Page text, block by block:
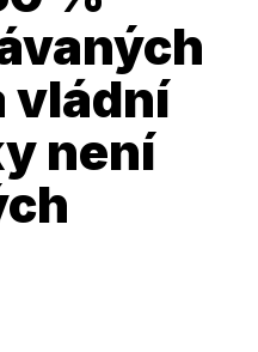
vládní
není